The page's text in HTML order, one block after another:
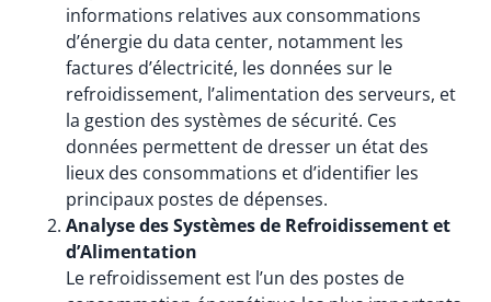
informations relatives aux consommations
d’énergie du data center, notamment les
factures d’électricité, les données sur le
refroidissement, l’alimentation des serveurs, et
la gestion des systèmes de sécurité. Ces
données permettent de dresser un état des
lieux des consommations et d’identifier les
principaux postes de dépenses.
Analyse des Systèmes de Refroidissement et
d’Alimentation
Le refroidissement est l’un des postes de